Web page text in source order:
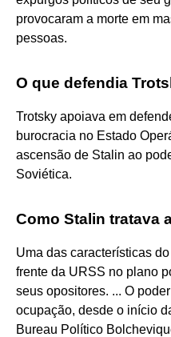
provocaram a morte em
pessoas.
O que defendia
Trotsky apoiava em
burocracia no Estado
ascensão de Stalin ao
Soviética.
Como Stalin tratava
Uma das características
frente da URSS no plano
seus opositores. ... O
ocupação, desde o início
Bureau Político